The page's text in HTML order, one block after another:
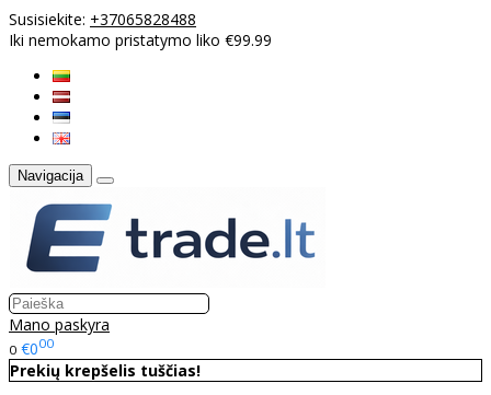
Susisiekite: +37065828488
Iki nemokamo pristatymo liko €99.99
Navigacija
Mano paskyra
0 €000
Prekių krepšelis tuščias!